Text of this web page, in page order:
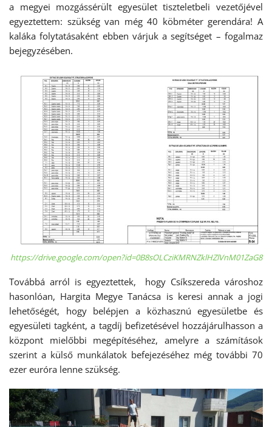
a megyei mozgássérült egyesület tiszteletbeli vezetőjével
egyeztettem: szükség van még 40 köbméter gerendára! A
kaláka folytatásaként ebben várjuk a segítséget – fogalmaz
bejegyzésében.
https://drive.google.com/open?id=0B8sOLCziKMRNZklHZlVnM01ZaG8
Továbbá arról is egyeztettek, hogy Csíkszereda városhoz
hasonlóan, Hargita Megye Tanácsa is keresi annak a jogi
lehetőségét, hogy belépjen a közhasznú egyesületbe és
egyesületi tagként, a tagdíj befizetésével hozzájárulhasson a
központ mielőbbi megépítéséhez, amelyre a számítások
szerint a külső munkálatok befejezéséhez még további 70
ezer euróra lenne szükség.